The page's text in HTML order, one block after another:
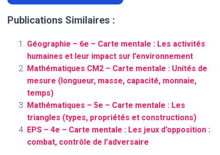
Publications Similaires :
Géographie – 6e – Carte mentale : Les activités
humaines et leur impact sur l’environnement
Mathématiques CM2 – Carte mentale : Unités de
mesure (longueur, masse, capacité, monnaie,
temps)
Mathématiques – 5e – Carte mentale : Les
triangles (types, propriétés et constructions)
EPS – 4e – Carte mentale : Les jeux d’opposition :
combat, contrôle de l’adversaire